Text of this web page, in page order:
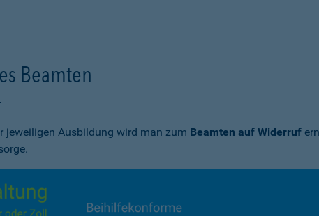
Beamten
jeweiligen Ausbildung wird man zum Beamten auf Widerruf